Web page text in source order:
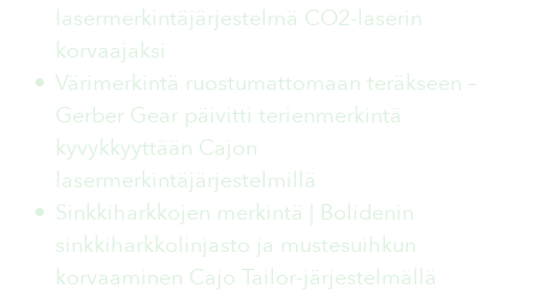
lasermerkintäjärjestelmä CO2-laserin
korvaajaksi
Värimerkintä ruostumattomaan teräkseen –
Gerber Gear päivitti terienmerkintä
kyvykkyyttään Cajon
lasermerkintäjärjestelmillä
Sinkkiharkkojen merkintä | Bolidenin
sinkkiharkkolinjasto ja mustesuihkun
korvaaminen Cajo Tailor-järjestelmällä